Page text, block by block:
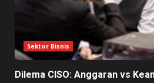
Sektor Bisnis
Dilema CISO: Anggaran vs